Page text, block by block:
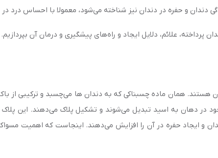
دندان و حفره در دندان نیز شناخته می‌شود، معمولا با احساس درد
پرداخته، علائم، دلایل ایجاد و راه‌های پیشگیری و درمان آن بپردازیم.
همان ماده چسبناکی که به دندان ها می‌چسبد و ترکیبی از
در دهان به اسید تبدیل می‌شوند و تشکیل پلاک می‌دهند. این
و ایجاد حفره در آن را افزایش می‌دهند. اینجاست که اهمیت